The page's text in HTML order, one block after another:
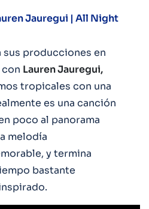
Jauregui | All Night
sus producciones en
Lauren Jauregui,
tropicales con una
es una canción
poco al panorama
melodía
y termina
bastante